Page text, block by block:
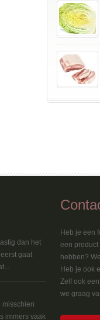
dan het
gaat
misschien
immers vaak
Heb je een
een
hebben?
Heb je ook
Zelf ook
we graag